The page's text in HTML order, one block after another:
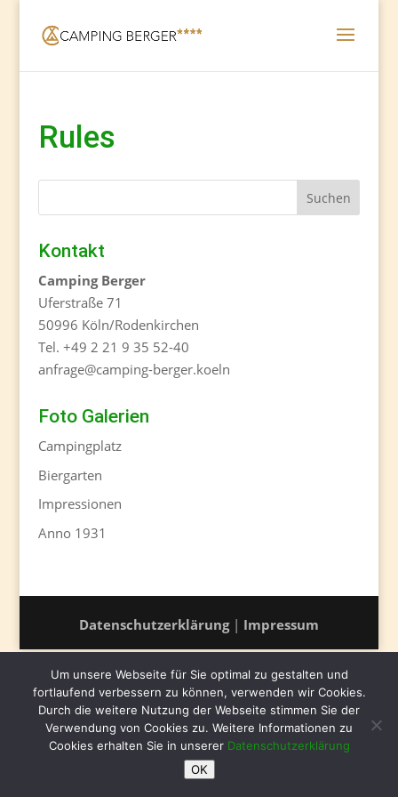
Rules
Kontakt
Camping Berger
Uferstraße 71
50996 Köln/Rodenkirchen
Tel. +49 2 21 9 35 52-40
anfrage@camping-berger.koeln
Foto Galerien
Campingplatz
Biergarten
Impressionen
Anno 1931
Datenschutzerklärung| Impressum
Um unsere Webseite für Sie optimal zu gestalten und
fortlaufend verbessern zu können, verwenden wir Cookies.
Durch die weitere Nutzung der Webseite stimmen Sie der
Verwendung von Cookies zu. Weitere Informationen zu
Cookies erhalten Sie in unserer Datenschutzerklärung
OK